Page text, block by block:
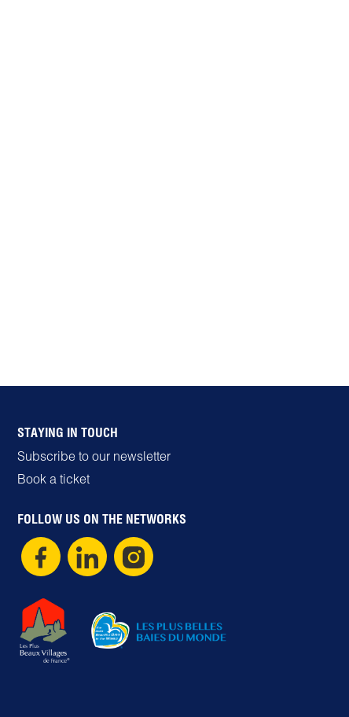
STAYING IN TOUCH
Subscribe to our newsletter
Book a ticket
FOLLOW US ON THE NETWORKS